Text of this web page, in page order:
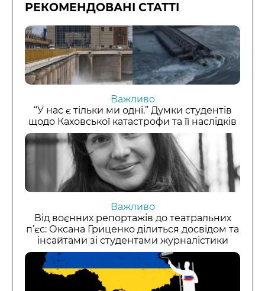
РЕКОМЕНДОВАНІ СТАТТІ
Важливо
“У нас є тільки ми одні.” Думки студентів
щодо Каховської катастрофи та її наслідків
Важливо
Від воєнних репортажів до театральних
п’єс: Оксана Гриценко ділиться досвідом та
інсайтами зі студентами журналістики